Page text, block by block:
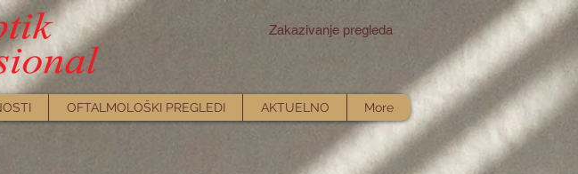
Zakazivanje pregleda
OFTALMOLOŠKI PREGLEDI AKTUELNO More